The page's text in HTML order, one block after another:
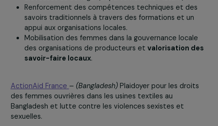
Agronomes et Vétérinaires Sans Frontières (AVSF)
(Sénégal) : Promouvoir l’autonomisation économique
participation des femmes dans le secteur agro-
Soutien à lacréation d’emplois durableset
professionnalisation des jeunes
Renforcement des compétences techniques et
savoirs traditionnels à travers des formations et un
appui aux organisations locales.
Mobilisation des femmes dans la gouvernance